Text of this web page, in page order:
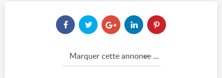
Marquer cette annonce comme...